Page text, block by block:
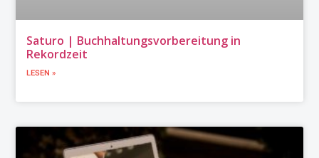
Saturo | Buchhaltungsvorbereitung in
Rekordzeit
LESEN »